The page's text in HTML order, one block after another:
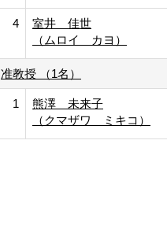
4
室井 佳世
（ムロイ カヨ）
准教授 （1名）
1
熊澤 未来子
（クマザワ ミキコ）